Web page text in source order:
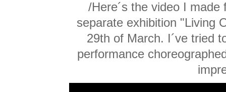
/Here´s the video I
separate exhibition "Living
29th of March. I´ve tried
performance